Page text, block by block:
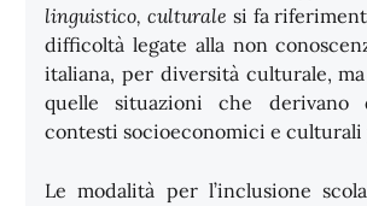
linguistico, culturale si fa
difficoltà legate alla non
italiana, per diversità culturale,
quelle situazioni che
contesti socioeconomici e culturali
Le modalità per l’inclusione